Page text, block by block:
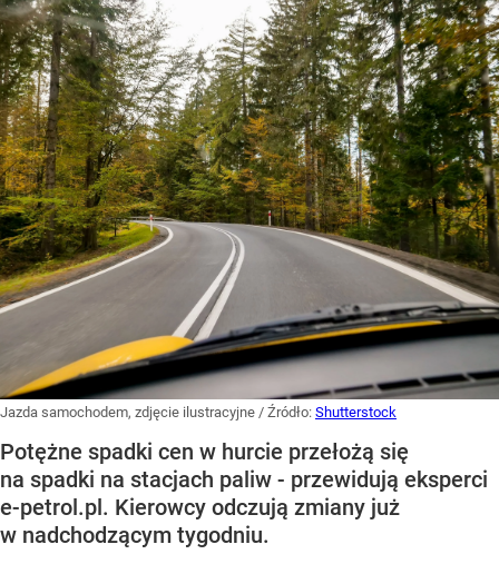
Jazda samochodem, zdjęcie ilustracyjne / Źródło: Shutterstock
Potężne spadki cen w hurcie przełożą się
na spadki na stacjach paliw - przewidują eksperci
e-petrol.pl. Kierowcy odczują zmiany już
w nadchodzącym tygodniu.